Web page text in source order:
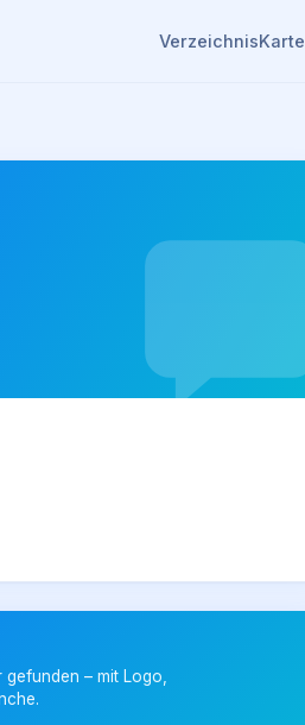
VerzeichnisKarte
– mit Logo,